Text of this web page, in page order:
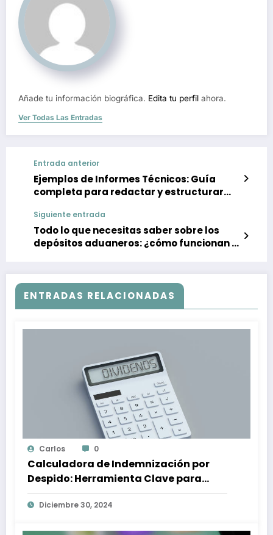
Añade tu información biográfica. Edita tu perfil ahora.
Ver Todas Las Entradas
Entrada anterior
Ejemplos de Informes Técnicos: Guía
completa para redactar y estructurar
Siguiente entrada
Todo lo que necesitas saber sobre los
depósitos aduaneros: ¿cómo funcionan y
ENTRADAS RELACIONADAS
Carlos 0
Calculadora de Indemnización por
Despido: Herramienta Clave para
Proteger tus Derechos Laborales
Diciembre 30, 2024